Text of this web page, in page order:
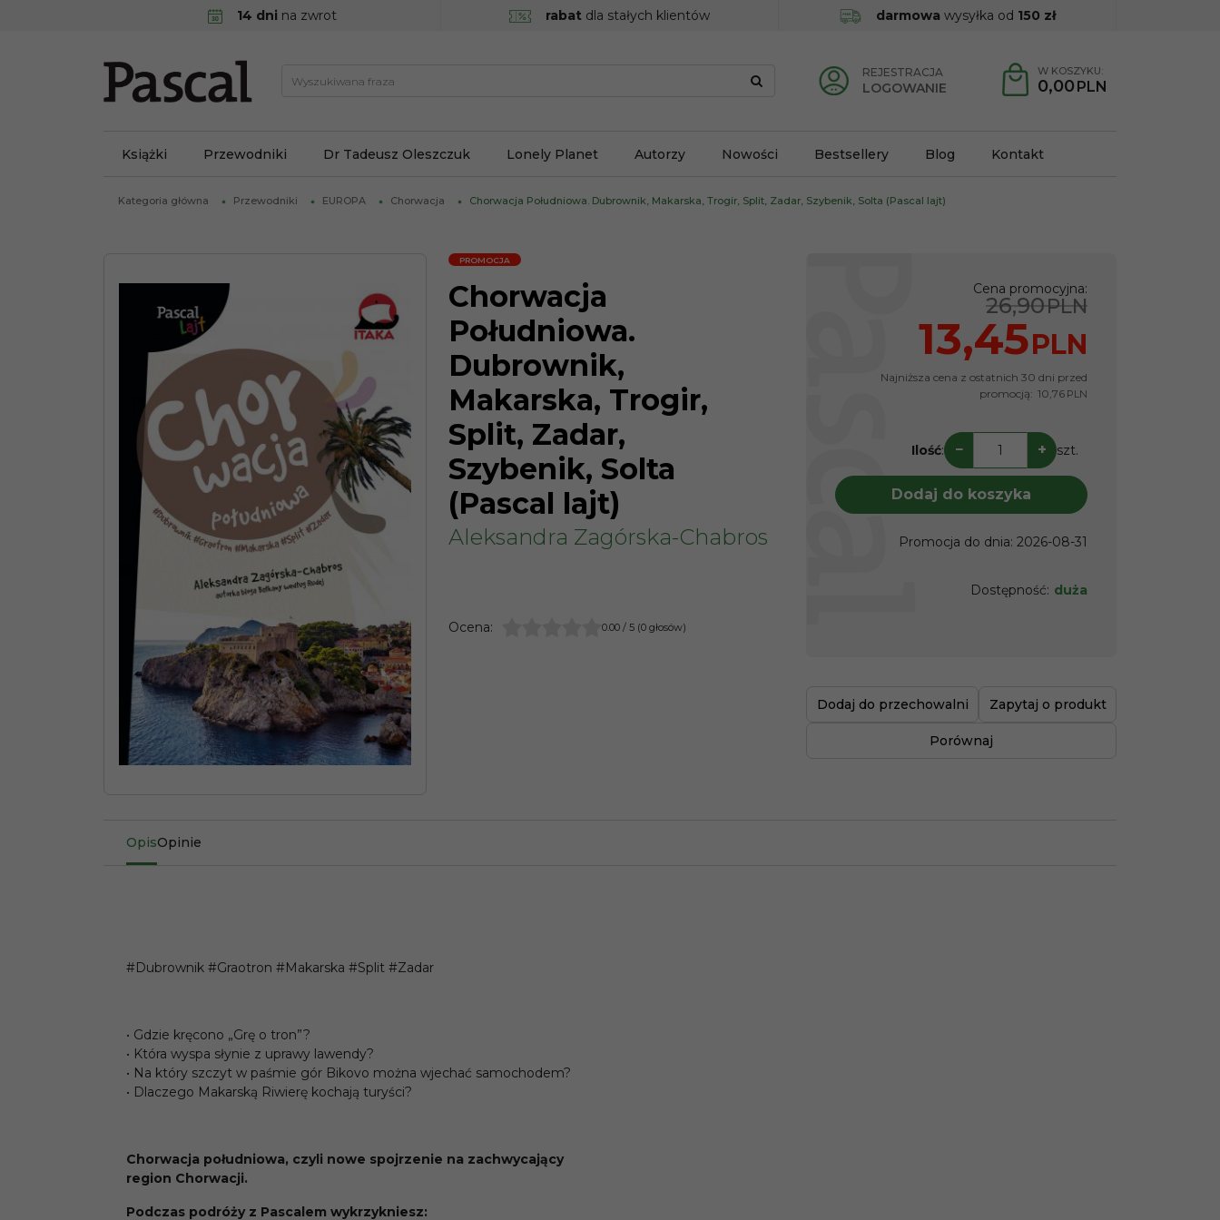
14 dni na zwrot rabat dla stałych klientów darmowa wysyłka od 150 zł
REJESTRACJA
LOGOWANIE
W KOSZYKU:
0,00 PLN
Książki Przewodniki Dr Tadeusz Oleszczuk Lonely Planet Autorzy Nowości Bestsellery Blog Kontakt
Kategoria główna Przewodniki EUROPA Chorwacja Chorwacja Południowa. Dubrownik, Makarska, Trogir, Split, Zadar, Szybenik, Solta (Pascal lajt)
PROMOCJA
Chorwacja
Południowa.
Dubrownik,
Makarska, Trogir,
Split, Zadar,
Szybenik, Solta
(Pascal lajt)
Aleksandra Zagórska-Chabros
Ocena: 0.00 / 5 (0 głosów)
Cena promocyjna:
26,90PLN
13,45PLN
Najniższa cena z ostatnich 30 dni przed
promocją: 10,76 PLN
Ilość: − + szt.
Dodaj do koszyka
Promocja do dnia: 2026-08-31
Dostępność: duża
Dodaj do przechowalni Zapytaj o produkt
Porównaj
OpisOpinie
#Dubrownik #Graotron #Makarska #Split #Zadar
• Gdzie kręcono „Grę o tron”?
• Która wyspa słynie z uprawy lawendy?
• Na który szczyt w paśmie gór Bikovo można wjechać samochodem?
• Dlaczego Makarską Riwierę kochają turyści?
Chorwacja południowa, czyli nowe spojrzenie na zachwycający
region Chorwacji.
Podczas podróży z Pascalem wykrzykniesz: